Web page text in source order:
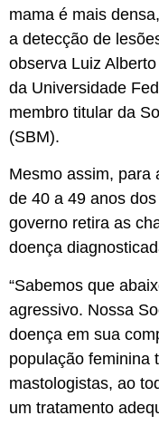
mama é mais
a detecção de
observa Luiz
da Universidade
membro titular da
(SBM).
Mesmo assim, para
de 40 a 49 anos
governo retira as
doença
“Sabemos que
agressivo. Nossa
doença em sua
população feminina
mastologistas, ao
um tratamento